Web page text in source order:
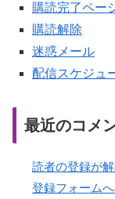
購読完了ペー
購読解除
迷惑メール
配信スケジュ
最近のコメ
読者の登録が
登録フォーム